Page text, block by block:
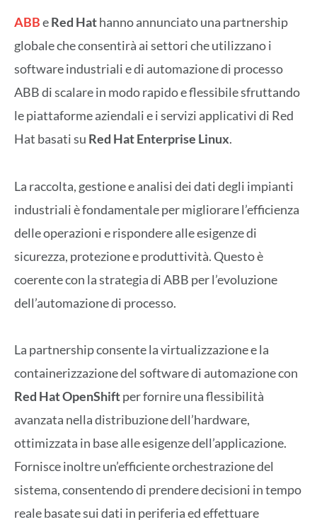
ABBeRed Hathanno annunciato una partnership
globale che consentirà ai settori che utilizzano i
software industriali e di automazione di processo
ABB di scalare in modo rapido e flessibile sfruttando
le piattaforme aziendali e i servizi applicativi di Red
Hat basati su Red Hat Enterprise Linux.
La raccolta, gestione e analisi dei dati degli impianti
industriali è fondamentale per migliorare l’efficienza
delle operazioni e rispondere alle esigenze di
sicurezza, protezione e produttività. Questo è
coerente con la strategia di ABB per l’evoluzione
dell’automazione di processo.
La partnership consente la virtualizzazione e la
containerizzazione del software di automazione con
Red Hat OpenShiftper fornire una flessibilità
avanzata nella distribuzione dell’hardware,
ottimizzata in base alle esigenze dell’applicazione.
Fornisce inoltre un’efficiente orchestrazione del
sistema, consentendo di prendere decisioni in tempo
reale basate sui dati in periferia ed effettuare